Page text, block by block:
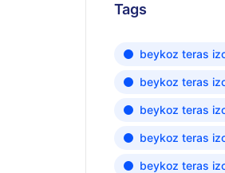
Tags
beykoz teras
beykoz teras
beykoz teras
beykoz teras
beykoz teras